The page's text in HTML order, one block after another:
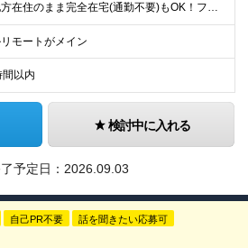
≪地方在住のまま完全在宅(通勤不要)もOK！フルリモート7割、ハイブリッド2割！≫ ご自宅でのリモートワーク、または東京都、神奈川、埼玉、千葉を中心とするお客様先での勤務 ■本社アクセス 東京都豊島
モートがメイン
間以内
検討中に入れる
予定日： 2026.09.03
自己PR不要 話を聞きたい応募可